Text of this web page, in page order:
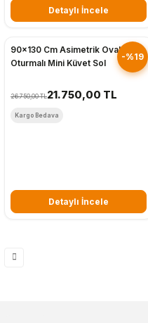
Detaylı İncele
-%19
90x130 Cm Asimetrik Oval
Oturmalı Mini Küvet Sol
26.750,00 TL21.750,00 TL
Kargo Bedava
Detaylı İncele